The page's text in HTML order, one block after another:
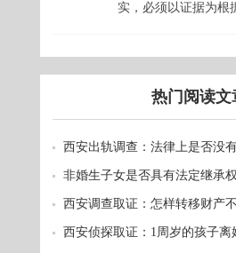
实，必须以证据为根
热门阅读文
西安出轨调查：法律上是否没
非婚生子女是否具有法定继承权
西安调查取证：怎样转移财产
西安侦探取证：1周岁的孩子离